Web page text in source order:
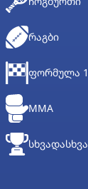
ᲠᲐᲒᲑᲘ
ᲤᲝᲠᲛᲣᲚᲐ 1
MMA
ᲡᲮᲕᲐᲓᲐᲡᲮᲕᲐ